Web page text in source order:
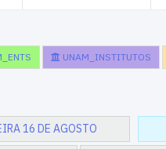
UNAM_INSTITUTOS
16 DE AGOSTO